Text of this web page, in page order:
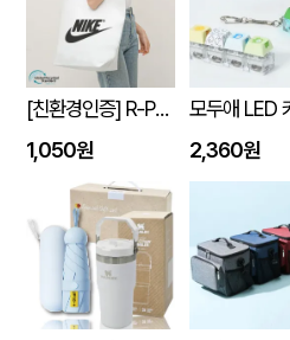
[친환경인증] R-PET 고밀도 리유저블백 (검정내피/170g)(S~XL)
1,050원
2,360원